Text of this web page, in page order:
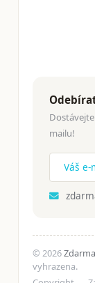
mailu!
© 2026
vyhrazena.